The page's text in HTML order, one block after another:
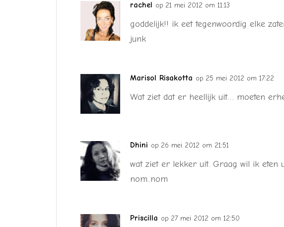
rachel op 21 mei 2012 om 11:13
goddelijk!! ik eet tegenwoordig elke
junk
Marisol Risakotta op 25 mei 2012 om 17:22
Wat ziet dat er heellijk uit… moeten
Dhini op 26 mei 2012 om 21:51
wat ziet er lekker uit. Graag wil ik eten
nom..nom
Priscilla op 27 mei 2012 om 12:50